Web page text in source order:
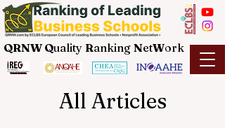
QRNW Quality Ranking NetWork
All Articles